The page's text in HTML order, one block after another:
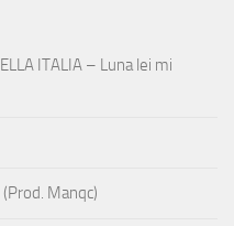
ITALIA – Luna lei mi
Manqc)